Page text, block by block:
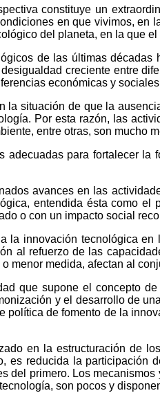
constituye un
en que vivimos,
del planeta, en la que
de las últimas
creciente entre
económicas y
la situación de que la
Por esta razón, las
entre otras, son mucho
para fortalecer
avances en las
entendida ésta como
o con un impacto social
la innovación tecnológica
al refuerzo de las
menor medida, afectan al
que supone el concepto
y el desarrollo de
política de fomento de la
en la estructuración de
es reducida la participación
del primero. Los
son pocos y